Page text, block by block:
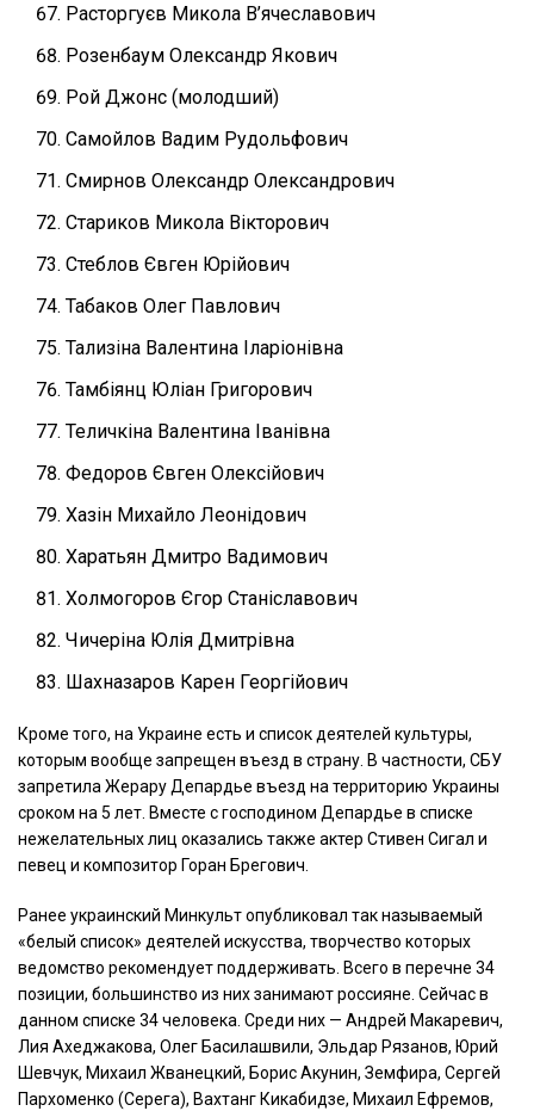
Расторгуєв Микола В’ячеславович
Розенбаум Олександр Якович
Рой Джонс (молодший)
Самойлов Вадим Рудольфович
Смирнов Олександр Олександрович
Стариков Микола Вікторович
Стеблов Євген Юрійович
Табаков Олег Павлович
Тализіна Валентина Іларіонівна
Тамбіянц Юліан Григорович
Теличкіна Валентина Іванівна
Федоров Євген Олексійович
Хазін Михайло Леонідович
Харатьян Дмитро Вадимович
Холмогоров Єгор Станіславович
Чичеріна Юлія Дмитрівна
Шахназаров Карен Георгійович
Кроме того, на Украине есть и список деятелей культуры,
которым вообще запрещен въезд в страну. В частности, СБУ
запретила Жерару Депардье въезд на территорию Украины
сроком на 5 лет. Вместе с господином Депардье в списке
нежелательных лиц оказались также актер Стивен Сигал и
певец и композитор Горан Брегович.
Ранее украинский Минкульт опубликовал так называемый
«белый список» деятелей искусства, творчество которых
ведомство рекомендует поддерживать. Всего в перечне 34
позиции, большинство из них занимают россияне. Сейчас в
данном списке 34 человека. Среди них — Андрей Макаревич,
Лия Ахеджакова, Олег Басилашвили, Эльдар Рязанов, Юрий
Шевчук, Михаил Жванецкий, Борис Акунин, Земфира, Сергей
Пархоменко (Серега), Вахтанг Кикабидзе, Михаил Ефремов,